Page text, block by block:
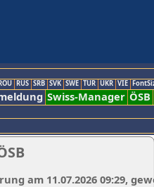
RUS SRB SVK SWE TUR UKR VIE
Swiss-Manager ÖSB
am 11.07.2026 09:29,